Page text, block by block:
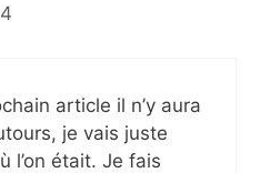
article il n’y aura
je vais juste
l’on était. Je fais